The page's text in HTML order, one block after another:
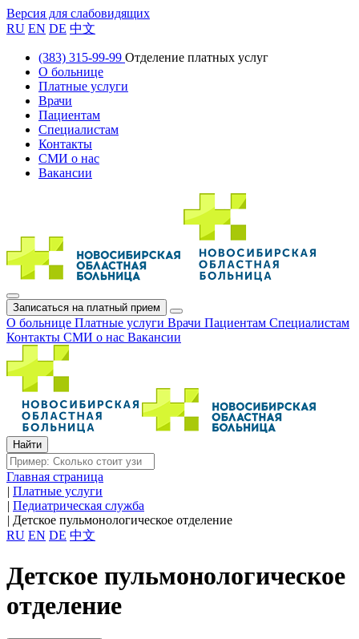
Версия для слабовидящих
RU EN DE 中文
(383) 315-99-99 Отделение платных услуг
О больнице
Платные услуги
Врачи
Пациентам
Специалистам
Контакты
СМИ о нас
Вакансии
Записаться на платный прием
О больнице Платные услуги Врачи Пациентам Специалистам
Контакты СМИ о нас Вакансии
Главная страница
| Платные услуги
| Педиатрическая служба
| Детское пульмонологическое отделение
RU EN DE 中文
Детское пульмонологическое
отделение